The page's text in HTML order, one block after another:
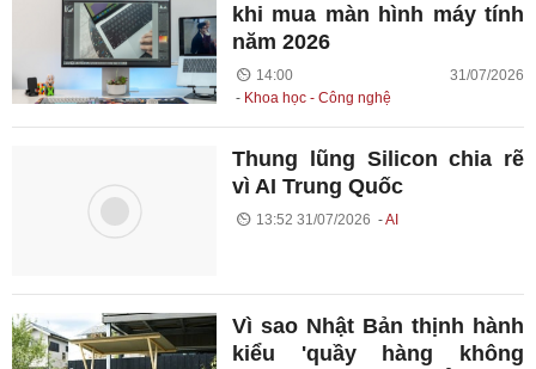
khi mua màn hình máy tính
năm 2026
14:00 31/07/2026
Khoa học - Công nghệ
Thung lũng Silicon chia rẽ
vì AI Trung Quốc
13:52 31/07/2026 AI
Vì sao Nhật Bản thịnh hành
kiểu 'quầy hàng không